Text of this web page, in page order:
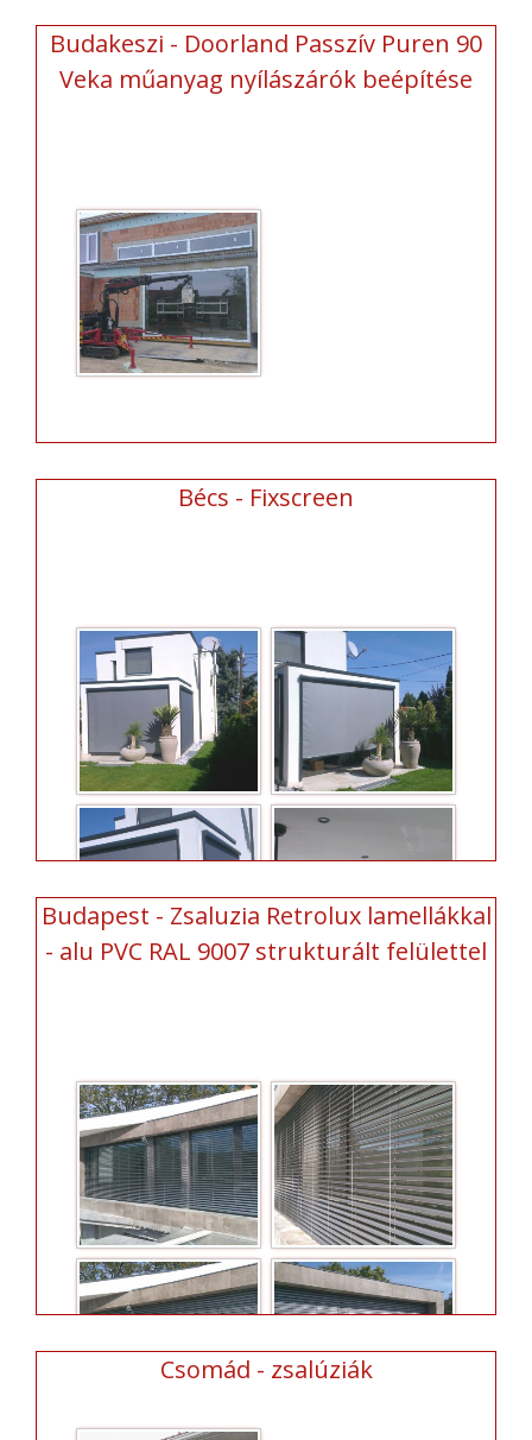
Budakeszi - Doorland Passzív Puren 90
Veka műanyag nyílászárók beépítése
Bécs - Fixscreen
Budapest - Zsaluzia Retrolux lamellákkal
- alu PVC RAL 9007 strukturált felülettel
Csomád - zsalúziák